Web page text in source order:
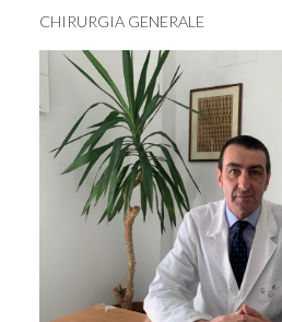
CHIRURGIA GENERALE